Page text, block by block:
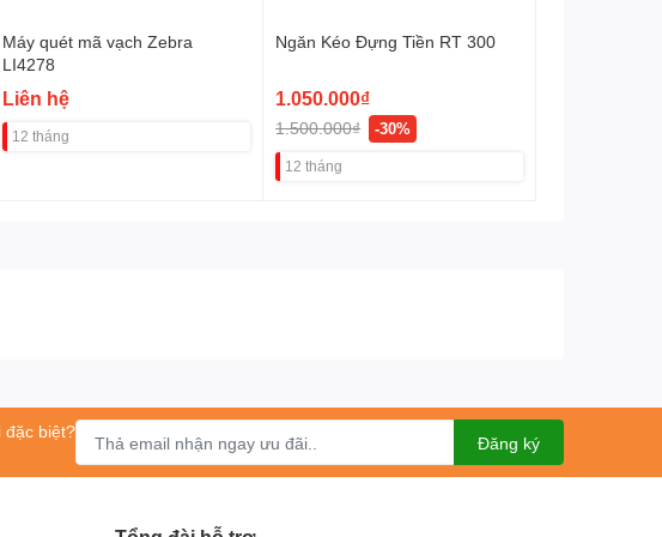
Máy quét mã vạch Zebra
LI4278
Liên hệ
12 tháng
Ngăn Kéo Đựng Tiền RT 300
1.050.000₫
1.500.000₫ -30%
12 tháng
đặc biệt?
Đăng ký